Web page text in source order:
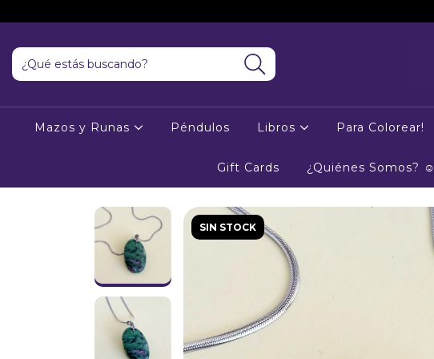
Mazos y Runas Péndulos Libros Para Colorear!
Gift Cards ¿Quiénes Somos? ☺
SIN STOCK